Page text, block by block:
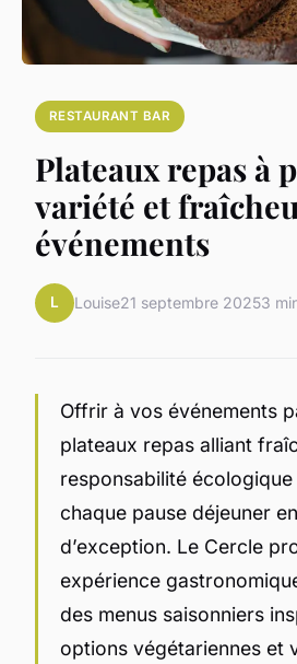
RESTAURANT BAR
Plateaux repas à
variété et
événements
L Louise21 septembre 20253
Offrir à vos événements
plateaux repas alliant
responsabilité
chaque pause déjeuner
d’exception. Le Cercle
expérience
des menus saisonniers
options végétariennes et